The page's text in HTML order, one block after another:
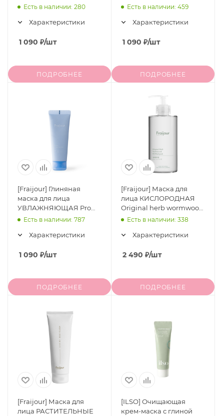
для лица ПРОБИОТИКИ,
Есть в наличии: 280
Характеристики
1 090 ₽/шт
ПОДРОБНЕЕ
Pore Melting Gel Mask, 75
Есть в наличии: 459
Характеристики
1 090 ₽/шт
ПОДРОБНЕЕ
[Fraijour] Глиняная
маска для лица
УВЛАЖНЯЮЩАЯ Pro
Moisture Milk Toning Clay
Есть в наличии: 787
Характеристики
1 090 ₽/шт
ПОДРОБНЕЕ
[Fraijour] Маска для
лица КИСЛОРОДНАЯ
Original herb wormwood
O2 Maskpack, 300 мл
Есть в наличии: 338
Характеристики
2 490 ₽/шт
ПОДРОБНЕЕ
[Fraijour] Маска для
лица РАСТИТЕЛЬНЫЕ
[ILSO] Очищающая
крем-маска с глиной